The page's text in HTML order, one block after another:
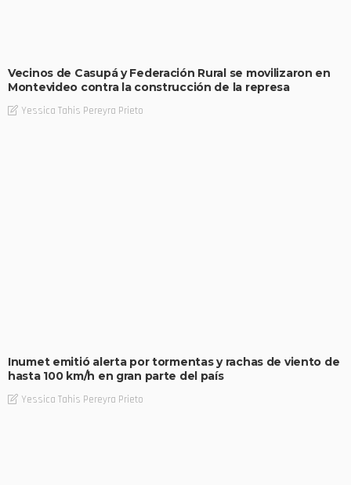
Vecinos de Casupá y Federación Rural se movilizaron en
Montevideo contra la construcción de la represa
Yessica Tahis Pereyra Prieto
Inumet emitió alerta por tormentas y rachas de viento de
hasta 100 km/h en gran parte del país
Yessica Tahis Pereyra Prieto